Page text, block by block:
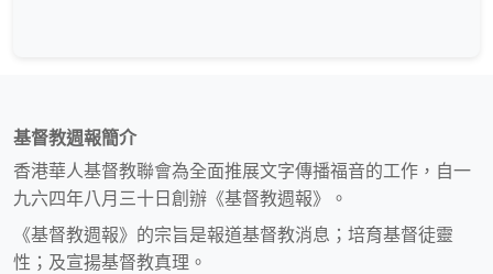
基督教週報簡介
香港華人基督教聯會為全面推展文字傳播福音的工作，自一
九六四年八月三十日創辦《基督教週報》。
《基督教週報》的宗旨是報道基督教消息；培育基督徒靈
性；及宣揚基督教真理。